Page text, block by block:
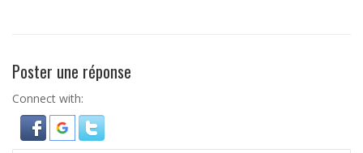
Poster une réponse
Connect with: